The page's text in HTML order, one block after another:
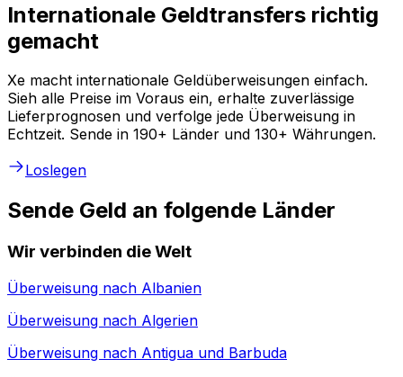
Internationale Geldtransfers richtig
gemacht
Xe macht internationale Geldüberweisungen einfach.
Sieh alle Preise im Voraus ein, erhalte zuverlässige
Lieferprognosen und verfolge jede Überweisung in
Echtzeit. Sende in 190+ Länder und 130+ Währungen.
Loslegen
Sende Geld an folgende Länder
Wir verbinden die Welt
Überweisung nach Albanien
Überweisung nach Algerien
Überweisung nach Antigua und Barbuda